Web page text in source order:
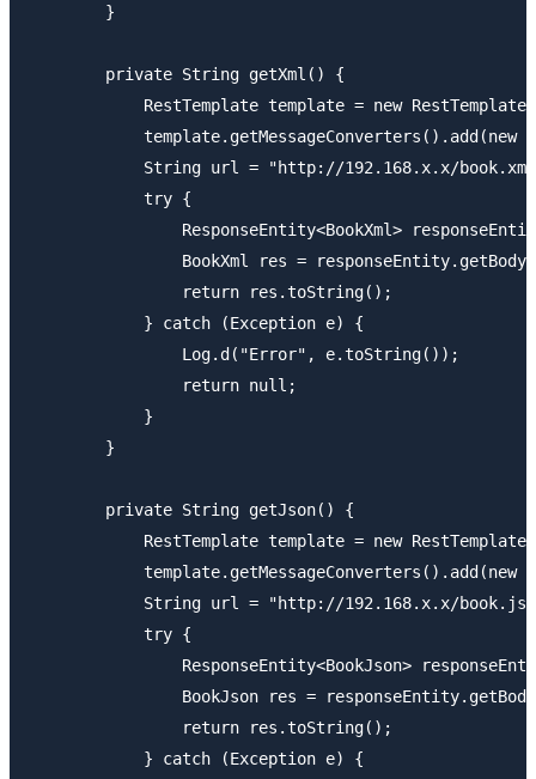
        }
        private String getXml() {
RestTemplate template = new
template.getMessageConverters().add(new
String url = "http://192.168.x.x/
            try {
ResponseEntity<BookXml>
BookXml res =
                return res.toString();
            } catch (Exception e) {
                Log.d("Error", e.toString());
                return null;
            }
        }
        private String getJson() {
RestTemplate template = new
template.getMessageConverters().add(new
String url = "http://192.168.x.x/
            try {
ResponseEntity<BookJson>
BookJson res =
                return res.toString();
            } catch (Exception e) {